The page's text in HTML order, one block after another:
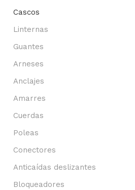
Cascos
Linternas
Guantes
Arneses
Anclajes
Amarres
Cuerdas
Poleas
Conectores
Anticaídas deslizantes
Bloqueadores